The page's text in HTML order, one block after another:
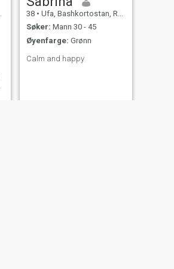
38 • Ufa, Bashkortostan, Russland
Søker: Mann 30 - 45
Øyenfarge: Grønn
Calm and happy